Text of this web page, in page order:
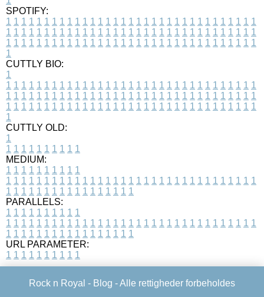
SPOTIFY:
1 1 1 1 1 1 1 1 1 1 1 1 1 1 1 1 1 1 1 1 1 1 1 1 1 1 1 1 1 1 1 1 1
1 1 1 1 1 1 1 1 1 1 1 1 1 1 1 1 1 1 1 1 1 1 1 1 1 1 1 1 1 1 1 1 1
1 1 1 1 1 1 1 1 1 1 1 1 1 1 1 1 1 1 1 1 1 1 1 1 1 1 1 1 1 1 1 1 1
1
CUTTLY BIO:
1
1 1 1 1 1 1 1 1 1 1 1 1 1 1 1 1 1 1 1 1 1 1 1 1 1 1 1 1 1 1 1 1 1
1 1 1 1 1 1 1 1 1 1 1 1 1 1 1 1 1 1 1 1 1 1 1 1 1 1 1 1 1 1 1 1 1
1 1 1 1 1 1 1 1 1 1 1 1 1 1 1 1 1 1 1 1 1 1 1 1 1 1 1 1 1 1 1 1 1
1
CUTTLY OLD:
1
1 1 1 1 1 1 1 1 1 1
MEDIUM:
1 1 1 1 1 1 1 1 1 1
1 1 1 1 1 1 1 1 1 1 1 1 1 1 1 1 1 1 1 1 1 1 1 1 1 1 1 1 1 1 1 1 1
1 1 1 1 1 1 1 1 1 1 1 1 1 1 1 1 1
PARALLELS:
1 1 1 1 1 1 1 1 1 1
1 1 1 1 1 1 1 1 1 1 1 1 1 1 1 1 1 1 1 1 1 1 1 1 1 1 1 1 1 1 1 1 1
1 1 1 1 1 1 1 1 1 1 1 1 1 1 1 1 1
URL PARAMETER:
1 1 1 1 1 1 1 1 1 1
Rock n Royal - Blog - Alle rettigheder forbeholdes